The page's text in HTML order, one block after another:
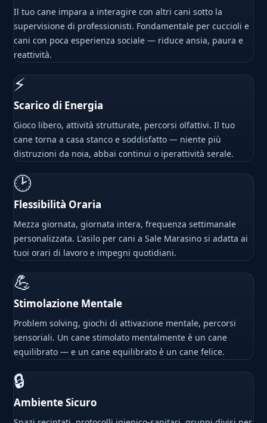
Il tuo cane impara a interagire con altri cani sotto la
supervisione di professionisti. Fondamentale per cuccioli e
cani con poca esperienza sociale — riduce ansia, paura e
reattività.
⚡
Scarico di Energia
Gioco libero, attività strutturate, percorsi olfattivi. Il tuo
cane torna a casa stanco e soddisfatto — niente più
distruzioni da noia, abbai continui o iperattività serale.
🕑
Flessibilità Oraria
Mezza giornata, giornata intera, frequenza settimanale
personalizzata. L'asilo per cani a Sale Marasino si adatta ai
tuoi orari di lavoro e impegni quotidiani.
💪
Stimolazione Mentale
Problem solving, giochi di attivazione mentale, percorsi
sensoriali. Un cane stimolato mentalmente è un cane
equilibrato — e un cane equilibrato è un cane felice.
🔒
Ambiente Sicuro